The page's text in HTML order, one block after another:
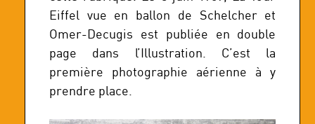
Eiffel vue en ballon de Schelcher et
Omer-Decugis est publiée en double
page dans l’Illustration. C’est la
première photographie aérienne à y
prendre place.